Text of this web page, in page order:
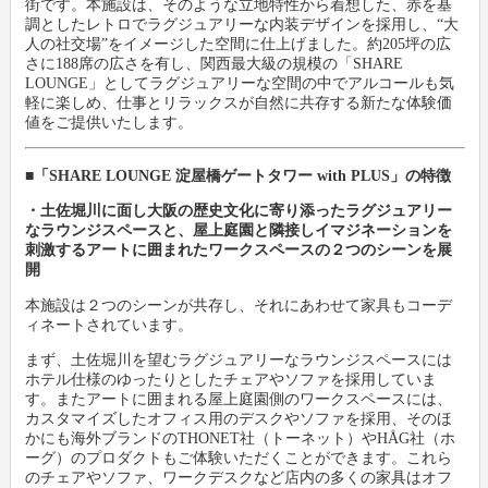
街です。本施設は、そのような立地特性から着想した、赤を基
調としたレトロでラグジュアリーな内装デザインを採用し、“大
人の社交場”をイメージした空間に仕上げました。約205坪の広
さに188席の広さを有し、関西最大級の規模の「SHARE
LOUNGE」としてラグジュアリーな空間の中でアルコールも気
軽に楽しめ、仕事とリラックスが自然に共存する新たな体験価
値をご提供いたします。
■「SHARE LOUNGE 淀屋橋ゲートタワー with PLUS」の特徴
・土佐堀川に面し大阪の歴史文化に寄り添ったラグジュアリー
なラウンジスペースと、屋上庭園と隣接しイマジネーションを
刺激するアートに囲まれたワークスペースの２つのシーンを展
開
本施設は２つのシーンが共存し、それにあわせて家具もコーデ
ィネートされています。
まず、土佐堀川を望むラグジュアリーなラウンジスペースには
ホテル仕様のゆったりとしたチェアやソファを採用していま
す。またアートに囲まれる屋上庭園側のワークスペースには、
カスタマイズしたオフィス用のデスクやソファを採用、そのほ
かにも海外ブランドのTHONET社（トーネット）やHÅG社（ホ
ーグ）のプロダクトもご体験いただくことができます。これら
のチェアやソファ、ワークデスクなど店内の多くの家具はオフ